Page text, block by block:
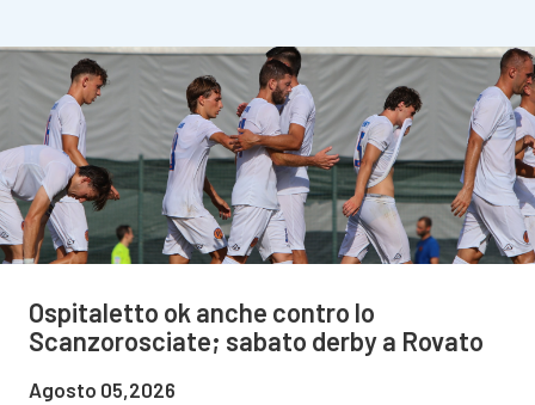
Ospitaletto ok anche contro lo
Scanzorosciate; sabato derby a Rovato
Agosto 05,2026